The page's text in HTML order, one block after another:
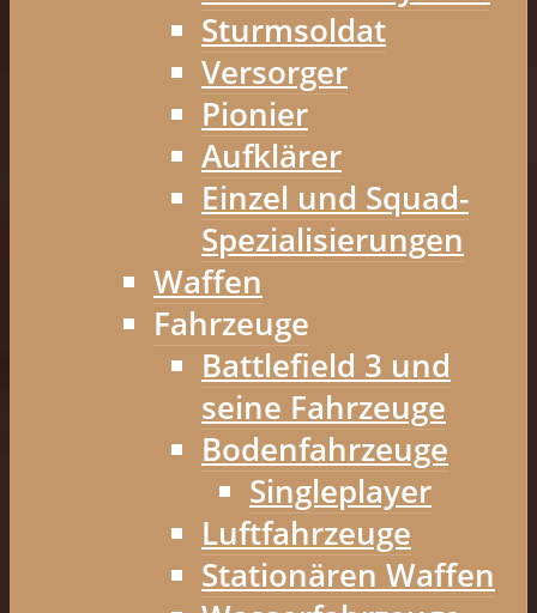
Sturmsoldat
Versorger
Pionier
Aufklärer
Einzel und Squad-
Spezialisierungen
Waffen
Fahrzeuge
Battlefield 3 und
seine Fahrzeuge
Bodenfahrzeuge
Singleplayer
Luftfahrzeuge
Stationären Waffen